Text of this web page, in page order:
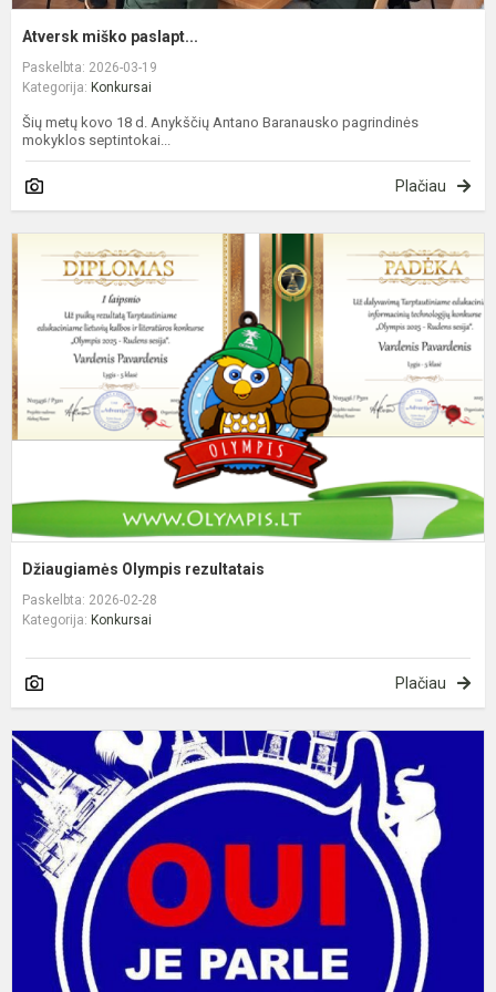
Atversk miško paslapt...
Paskelbta: 2026-03-19
Kategorija: Konkursai
Šių metų kovo 18 d. Anykščių Antano Baranausko pagrindinės
mokyklos septintokai...
Plačiau
Džiaugiamės Olympis rezultatais
Paskelbta: 2026-02-28
Kategorija: Konkursai
Plačiau